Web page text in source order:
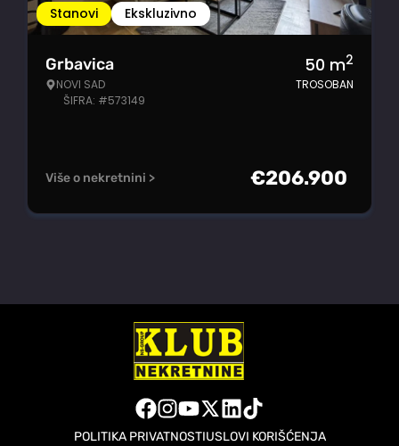
Stanovi Ekskluzivno
Grbavica
NOVI SAD
ŠIFRA: #573149
50 m2
TROSOBAN
Više o nekretnini > €206.900
POLITIKA PRIVATNOSTIUSLOVI KORIŠĆENJA